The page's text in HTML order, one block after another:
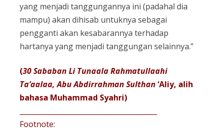
yang menjadi tanggungannya ini (padahal dia
mampu) akan dihisab untuknya sebagai
pengganti akan kesabarannya terhadap
hartanya yang menjadi tanggungan selainnya.”
(30 Sababan Li Tunaala Rahmatullaahi
Ta’aalaa, Abu Abdirrahman Sulthan ‘Aliy, alih
bahasa Muhammad Syahri)
Footnote: